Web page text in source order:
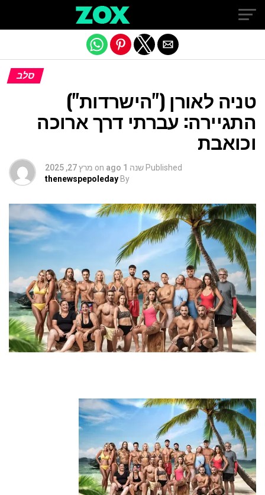
סלב
טניה לאורן ("הישרדות")
התגיירה: עברתי דרך ארוכה
וכואבת
Published שנה 1 ago on מרץ 27, 2025
By
thenewspepoleday
Exit mobile version